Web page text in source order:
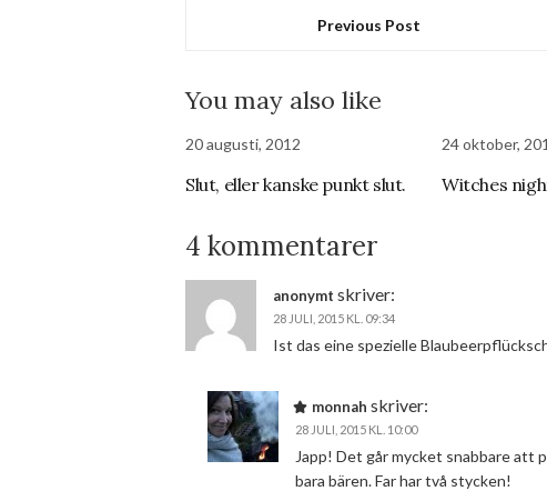
Previous Post
You may also like
20 augusti, 2012
Slut, eller kanske punkt slut.
24 oktober,
Witches
4 kommentarer
anonymt skriver:
28 JULI, 2015 KL. 09:34
Ist das eine spezielle
monnah skriver:
28 JULI, 2015 KL. 10:00
Japp! Det går mycket snabbare att
bara bären. Far har två stycken!